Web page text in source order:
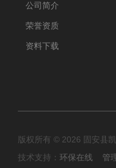
公司简介
荣誉资质
资料下载
版权所有 © 2026 固安县
技术支持： 环保在线 管